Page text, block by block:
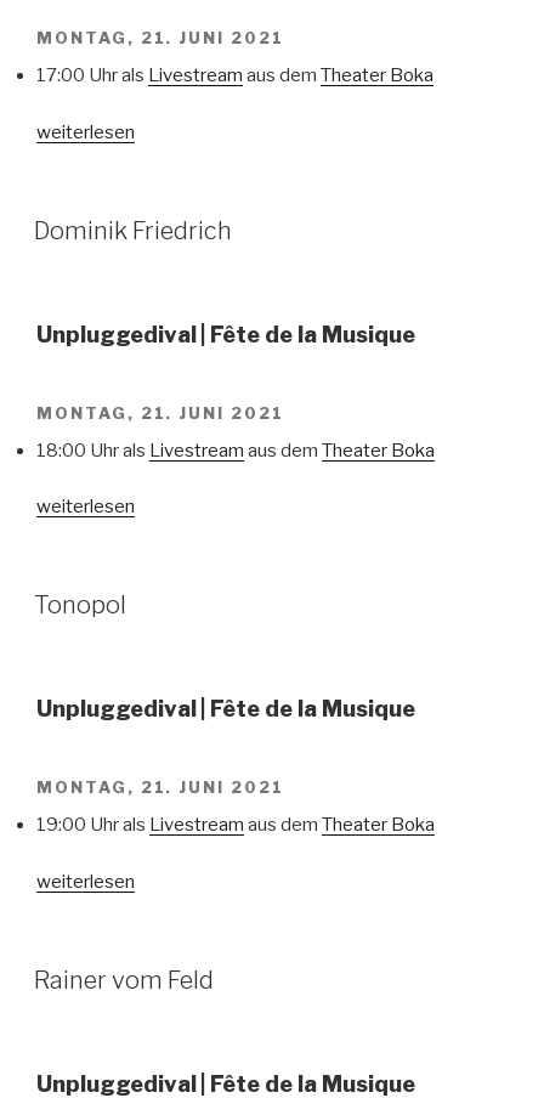
MONTAG, 21. JUNI 2021
17:00 Uhr als Livestream aus dem Theater Boka
„Ukulelenprediger“
weiterlesen
VERÖFFENTLICHT
AM
Dominik Friedrich
Unpluggedival | Fête de la Musique
MONTAG, 21. JUNI 2021
18:00 Uhr als Livestream aus dem Theater Boka
„Dominik
weiterlesen
VERÖFFENTLICHT
AM
Tonopol
Unpluggedival | Fête de la Musique
MONTAG, 21. JUNI 2021
19:00 Uhr als Livestream aus dem Theater Boka
„Tonopol“
weiterlesen
VERÖFFENTLICHT
AM
Rainer vom Feld
Unpluggedival | Fête de la Musique